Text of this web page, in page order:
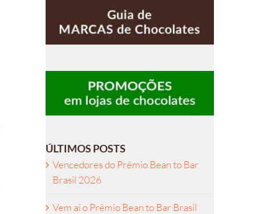
ÚLTIMOS POSTS
Vencedores do Prêmio Bean to Bar
Brasil 2026
Vem aí o Prêmio Bean to Bar Brasil